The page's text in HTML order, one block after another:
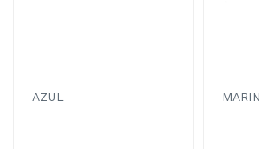
AZUL